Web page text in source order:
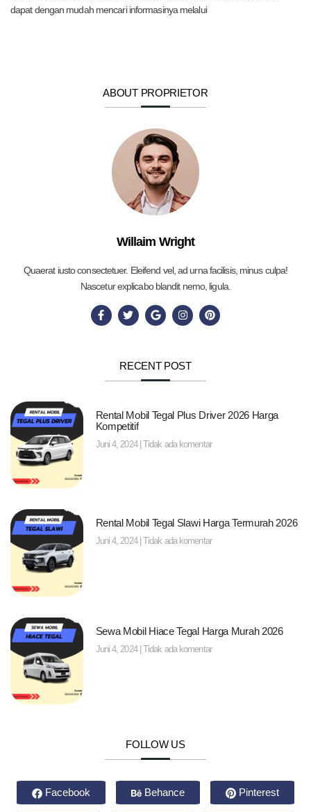
dapat dengan mudah mencari informasinya melalui
ABOUT PROPRIETOR
Willaim Wright
Quaerat iusto consectetuer. Eleifend vel, ad urna facilisis, minus culpa!
Nascetur explicabo blandit nemo, ligula.
RECENT POST
Rental Mobil Tegal Plus Driver 2026 Harga
Kompetitif
Juni 4, 2024 Tidak ada komentar
Rental Mobil Tegal Slawi Harga Termurah 2026
Juni 4, 2024 Tidak ada komentar
Sewa Mobil Hiace Tegal Harga Murah 2026
Juni 4, 2024 Tidak ada komentar
FOLLOW US
Facebook Behance Pinterest